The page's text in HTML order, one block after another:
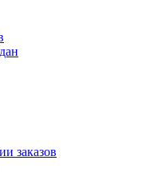
заказов